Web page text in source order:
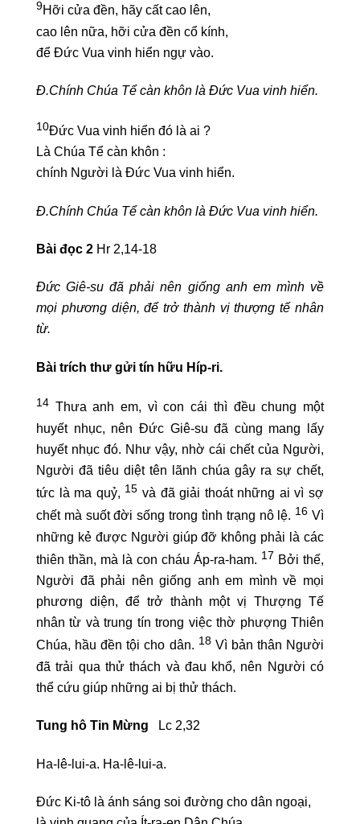
9Hỡi cửa đền, hãy cất cao lên,
cao lên nữa, hỡi cửa đền cổ kính,
để Đức Vua vinh hiển ngự vào.
Đ.Chính Chúa Tể càn khôn là Đức Vua vinh hiển.
10Đức Vua vinh hiển đó là ai ?
Là Chúa Tể càn khôn :
chính Người là Đức Vua vinh hiển.
Đ.Chính Chúa Tể càn khôn là Đức Vua vinh hiển.
Bài đọc 2 Hr 2,14-18
Đức Giê-su đã phải nên giống anh em mình về
mọi phương diện, để trở thành vị thượng tế nhân
từ.
Bài trích thư gửi tín hữu Híp-ri.
14 Thưa anh em, vì con cái thì đều chung một
huyết nhục, nên Đức Giê-su đã cùng mang lấy
huyết nhục đó. Như vậy, nhờ cái chết của Người,
Người đã tiêu diệt tên lãnh chúa gây ra sự chết,
tức là ma quỷ, 15 và đã giải thoát những ai vì sợ
chết mà suốt đời sống trong tình trạng nô lệ. 16 Vì
những kẻ được Người giúp đỡ không phải là các
thiên thần, mà là con cháu Áp-ra-ham. 17 Bởi thế,
Người đã phải nên giống anh em mình về mọi
phương diện, để trở thành một vị Thượng Tế
nhân từ và trung tín trong việc thờ phượng Thiên
Chúa, hầu đền tội cho dân. 18Vì bản thân Người
đã trải qua thử thách và đau khổ, nên Người có
thể cứu giúp những ai bị thử thách.
Tung hô Tin Mừng Lc 2,32
Ha-lê-lui-a. Ha-lê-lui-a.
Đức Ki-tô là ánh sáng soi đường cho dân ngoại,